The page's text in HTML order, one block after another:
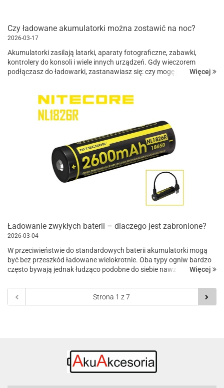
Czy ładowane akumulatorki można zostawić na noc?
2026-03-17
Akumulatorki zasilają latarki, aparaty fotograficzne, zabawki,
kontrolery do konsoli i wiele innych urządzeń. Gdy wieczorem
podłączasz do ładowarki, zastanawiasz się: czy mogę je takWięcej
Ładowanie zwykłych baterii – dlaczego jest zabronione?
2026-03-04
W przeciwieństwie do standardowych baterii akumulatorki mogą
być bez przeszkód ładowane wielokrotnie. Oba typy ogniw bardzo
często bywają jednak łudząco podobne do siebie nawzajem, a z
Więcej